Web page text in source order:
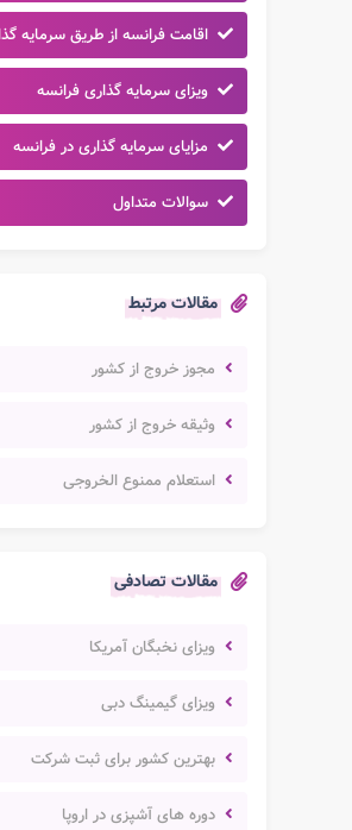
اقامت فرانسه از طریق سرمایه
ویزای سرمایه گذاری فرانسه
مزایای سرمایه گذاری در فرانسه
سوالات متداول
مقالات مرتبط
مجوز خروج از کشور
وثیقه خروج از کشور
استعلام ممنوع الخروجی
مقالات تصادفی
ویزای نخبگان آمریکا
ویزای گیمینگ دبی
بهترین کشور برای ثبت شرکت
دوره های آشپزی در اروپا